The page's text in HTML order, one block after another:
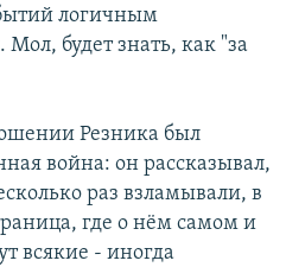
логичным
будет знать, как "за
Резника был
война: он рассказывал,
раз взламывали, в
где о нём самом и
всякие - иногда